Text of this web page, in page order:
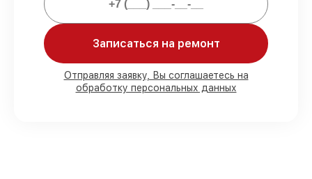
Мы гарантируем:
работ в присутствии заказчика
90%комплектующих для материнских
плат на складе или быстро поставляются
Подбор оригинальных комплектующих
Записаться на ремонт
Отправляя заявку, Вы соглашаетесь на
обработку персональных данных